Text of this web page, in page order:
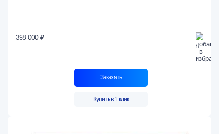
398 000 ₽
Заказать
Купить в 1 клик